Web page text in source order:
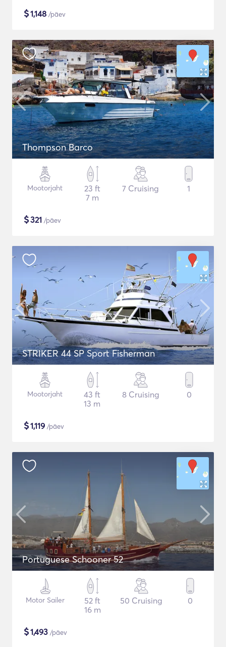
$1,148 /päev
Thompson Barco
Mootorjaht
23 ft
7 m
7 Cruising 1
$321 /päev
STRIKER 44 SP Sport Fisherman
Mootorjaht
43 ft
13 m
8 Cruising 0
$1,119 /päev
Portuguese Schooner 52
Motor Sailer
52 ft
16 m
50 Cruising 0
$1,493 /päev